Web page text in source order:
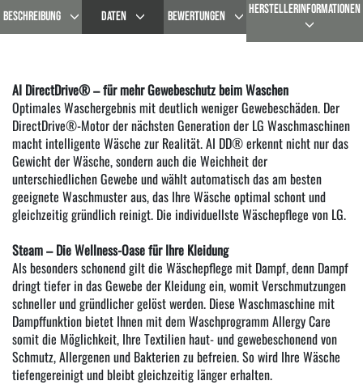
BESCHREIBUNG DATEN BEWERTUNGEN HERSTELLERINFORMATIONEN
AI DirectDrive® – für mehr Gewebeschutz beim Waschen
Optimales Waschergebnis mit deutlich weniger Gewebeschäden. Der
DirectDrive®-Motor der nächsten Generation der LG Waschmaschinen
macht intelligente Wäsche zur Realität. AI DD® erkennt nicht nur das
Gewicht der Wäsche, sondern auch die Weichheit der
unterschiedlichen Gewebe und wählt automatisch das am besten
geeignete Waschmuster aus, das Ihre Wäsche optimal schont und
gleichzeitig gründlich reinigt. Die individuellste Wäschepflege von LG.
Steam – Die Wellness-Oase für Ihre Kleidung
Als besonders schonend gilt die Wäschepflege mit Dampf, denn Dampf
dringt tiefer in das Gewebe der Kleidung ein, womit Verschmutzungen
schneller und gründlicher gelöst werden. Diese Waschmaschine mit
Dampffunktion bietet Ihnen mit dem Waschprogramm Allergy Care
somit die Möglichkeit, Ihre Textilien haut- und gewebeschonend von
Schmutz, Allergenen und Bakterien zu befreien. So wird Ihre Wäsche
tiefengereinigt und bleibt gleichzeitig länger erhalten.